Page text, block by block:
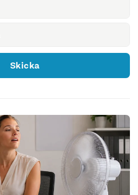
Skicka